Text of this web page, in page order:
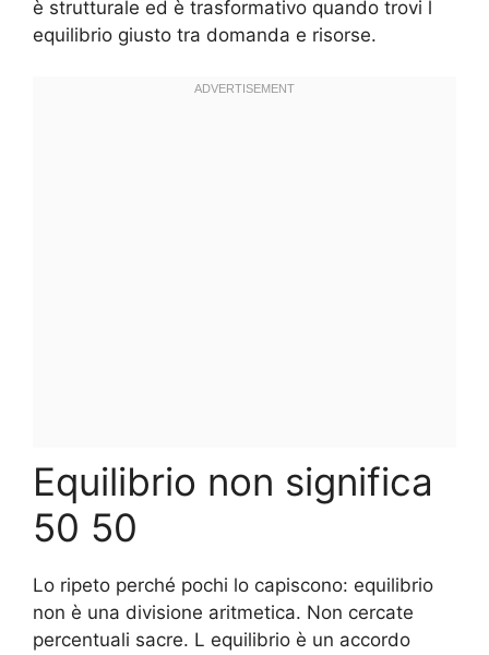
è strutturale ed è trasformativo quando trovi l
equilibrio giusto tra domanda e risorse.
Equilibrio non significa
50 50
Lo ripeto perché pochi lo capiscono: equilibrio
non è una divisione aritmetica. Non cercate
percentuali sacre. L equilibrio è un accordo